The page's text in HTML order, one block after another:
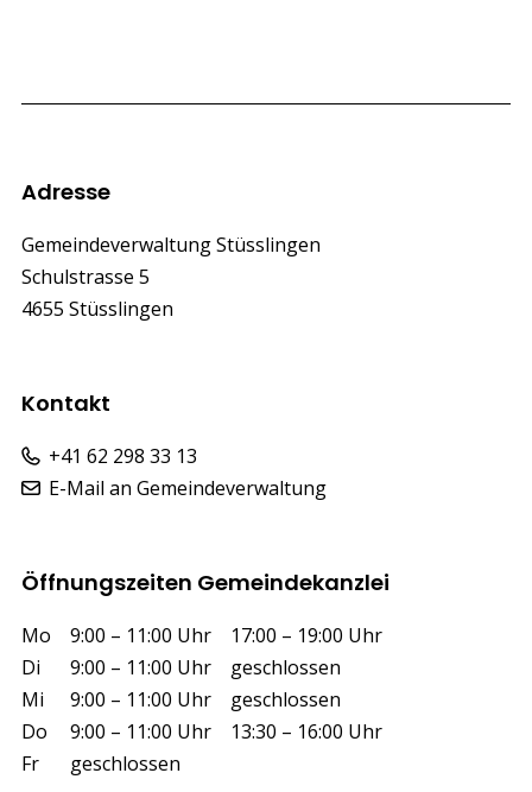
Footer
Adresse
Gemeindeverwaltung Stüsslingen
Schulstrasse 5
4655 Stüsslingen
Kontakt
+41 62 298 33 13
E-Mail an Gemeindeverwaltung
Öffnungszeiten Gemeindekanzlei
Wochentag Vormittag Nachmittag
Mo 9:00 – 11:00 Uhr
17:00 – 19:00 Uhr
Di
9:00 – 11:00 Uhr
geschlossen
Mi
9:00 – 11:00 Uhr
geschlossen
Do
9:00 – 11:00 Uhr
13:30 – 16:00 Uhr
Fr
geschlossen